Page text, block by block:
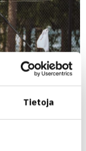
Tietoja
Chilessä;